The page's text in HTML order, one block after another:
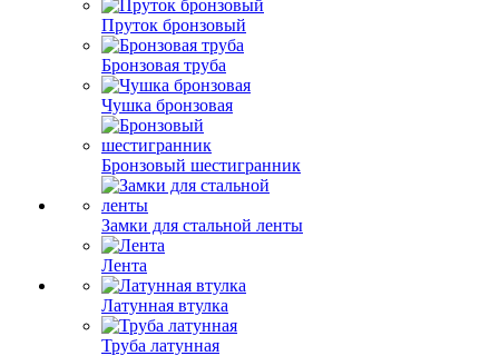
Пруток бронзовый
Бронзовая труба
Чушка бронзовая
Бронзовый шестигранник
Замки для стальной ленты
Лента
Латунная втулка
Труба латунная